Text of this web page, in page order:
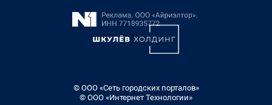
© ООО «Сеть городских порталов»
© ООО «Интернет Технологии»